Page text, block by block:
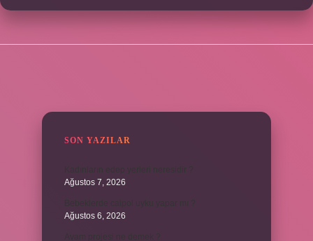
SON YAZILAR
Ağustos 7, 2026
Ağustos 6, 2026